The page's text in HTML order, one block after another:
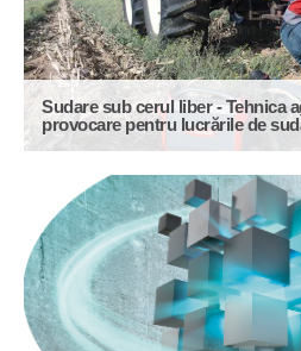
Sudare sub cerul liber - Tehnica
provocare pentru lucrările de